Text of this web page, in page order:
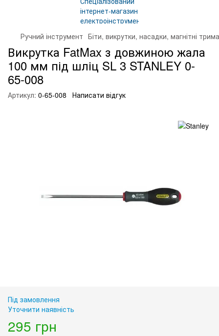
Ручний інструмент Біти, викрутки, насадки, магнітні
Викрутка FatMax з довжиною жала
100 мм під шліц SL 3 STANLEY 0-
65-008
Артикул: 0-65-008 Написати відгук
Під замовлення
Уточнити наявність
295 грн